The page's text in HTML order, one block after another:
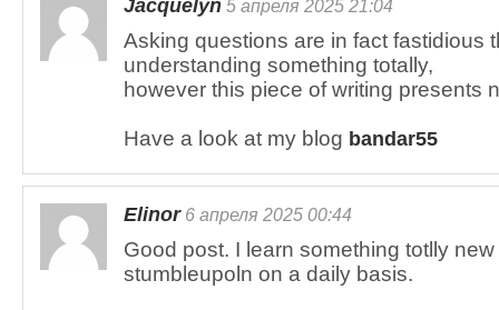
Jacquelyn 5 апреля 2025 21:04
Asking questions are in fact fastidious
understanding something totally,
however this piece of writing presents
Have a look at my blog bandar55
Elinor6 апреля 2025 00:44
Good post. I learn something totlly
stumbleupoln on a daily basis.